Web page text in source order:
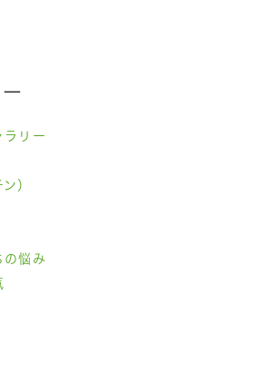
ラリー
）
の悩み